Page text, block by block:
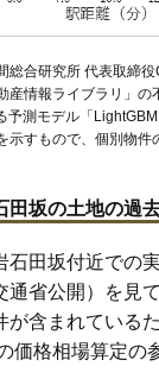
15万円
14万円
14万円
14万円
14万円
14万円
14万円
14万円
合研究所 代表取締
産情報ライブラリ 」の
予測モデル「
示すもので、個別物件
田坂の土地の過
田坂付近での
通省公開）を見
が含まれている
価格相場算定の